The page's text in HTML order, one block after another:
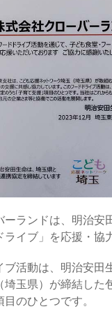
ランドは、明治安
イブ」を応援・協
ブ活動は、明治安田
埼玉県）が締結した
のひとつです。